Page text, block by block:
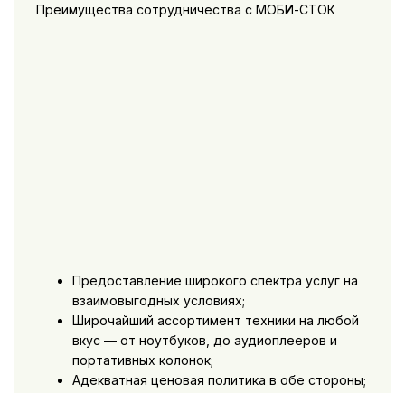
Преимущества сотрудничества с МОБИ-СТОК
Предоставление широкого спектра услуг на
взаимовыгодных условиях;
Широчайший ассортимент техники на любой
вкус — от ноутбуков, до аудиоплееров и
портативных колонок;
Адекватная ценовая политика в обе стороны;